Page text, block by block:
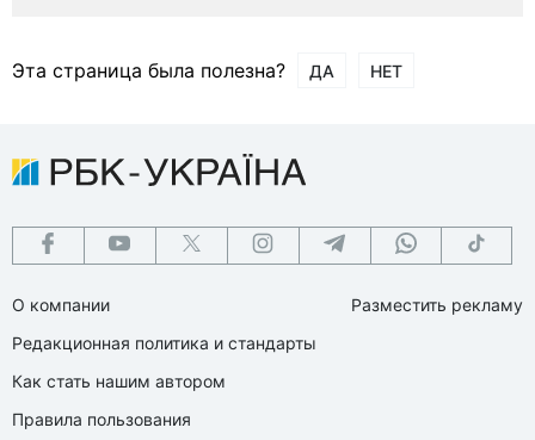
Эта страница была полезна? ДА НЕТ
О компании
Редакционная политика и стандарты
Как стать нашим автором
Правила пользования
Разместить рекламу